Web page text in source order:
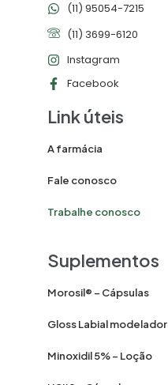
(11) 95054-7215
(11) 3699-6120
Instagram
Facebook
Link úteis
A farmácia
Fale conosco
Trabalhe conosco
Suplementos
Morosil® – Cápsulas
Gloss Labial modelador
Minoxidil 5% – Loção